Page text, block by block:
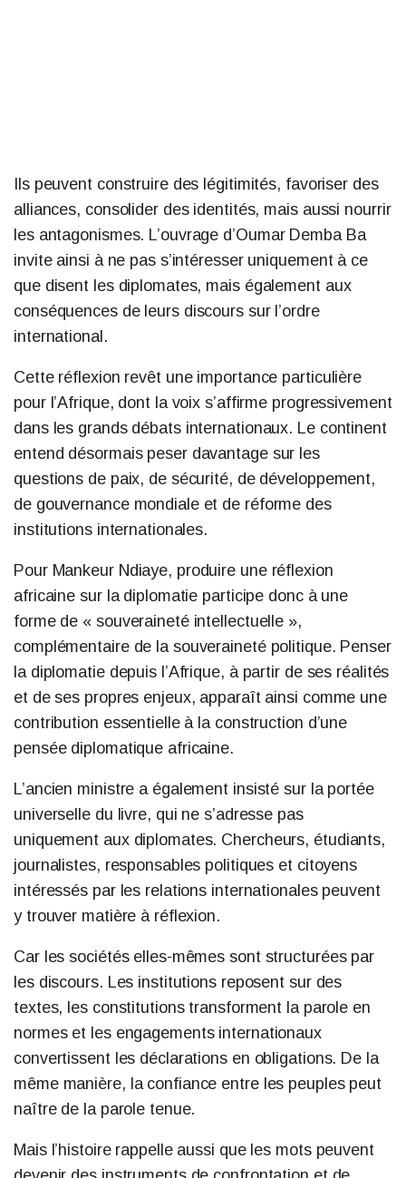
Ils peuvent construire des légitimités, favoriser des
alliances, consolider des identités, mais aussi nourrir
les antagonismes. L’ouvrage d’Oumar Demba Ba
invite ainsi à ne pas s’intéresser uniquement à ce
que disent les diplomates, mais également aux
conséquences de leurs discours sur l’ordre
international.
Cette réflexion revêt une importance particulière
pour l’Afrique, dont la voix s’affirme progressivement
dans les grands débats internationaux. Le continent
entend désormais peser davantage sur les
questions de paix, de sécurité, de développement,
de gouvernance mondiale et de réforme des
institutions internationales.
Pour Mankeur Ndiaye, produire une réflexion
africaine sur la diplomatie participe donc à une
forme de « souveraineté intellectuelle »,
complémentaire de la souveraineté politique. Penser
la diplomatie depuis l’Afrique, à partir de ses réalités
et de ses propres enjeux, apparaît ainsi comme une
contribution essentielle à la construction d’une
pensée diplomatique africaine.
L’ancien ministre a également insisté sur la portée
universelle du livre, qui ne s’adresse pas
uniquement aux diplomates. Chercheurs, étudiants,
journalistes, responsables politiques et citoyens
intéressés par les relations internationales peuvent
y trouver matière à réflexion.
Car les sociétés elles-mêmes sont structurées par
les discours. Les institutions reposent sur des
textes, les constitutions transforment la parole en
normes et les engagements internationaux
convertissent les déclarations en obligations. De la
même manière, la confiance entre les peuples peut
naître de la parole tenue.
Mais l’histoire rappelle aussi que les mots peuvent